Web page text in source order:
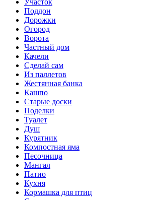
Участок
Поддон
Дорожки
Огород
Ворота
Частный дом
Качели
Сделай сам
Из паллетов
Жестянная банка
Кашпо
Старые доски
Поделки
Туалет
Душ
Курятник
Компостная яма
Песочница
Мангал
Патио
Кухня
Кормашка для птиц